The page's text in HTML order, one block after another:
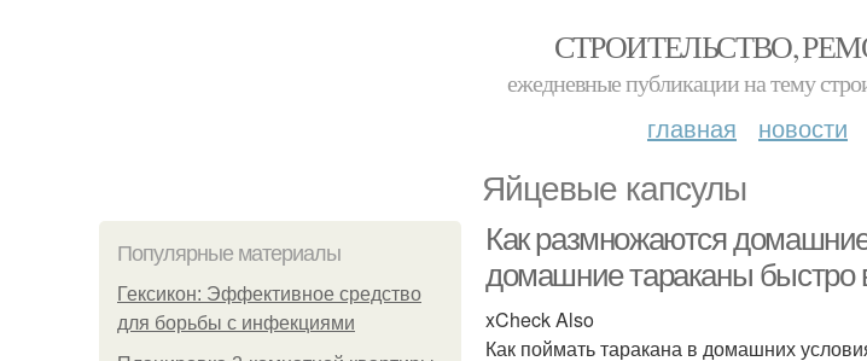
СТРОИТЕЛЬСТВО,
ежедневные публикации на тему
главная новости
Яйцевые капсулы
Популярные материалы
Гексикон: Эффективное средство
для борьбы с инфекциями
Как размножаются
домашние тараканы быстро
xCheck Also
Как поймать таракана в домашних